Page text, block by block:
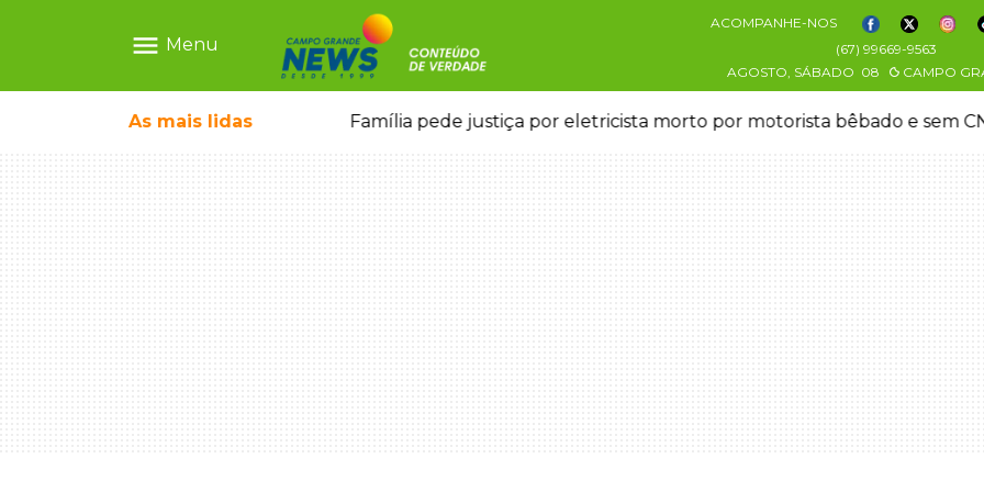
menu Menu
ACOMPANHE-NOS
(67) 99669-9563
AGOSTO, SÁBADO 08 CAMPO
As mais lidas
e morre a caminho do hospital Família pede justiça por eletricista morto por motorista bêbado e sem